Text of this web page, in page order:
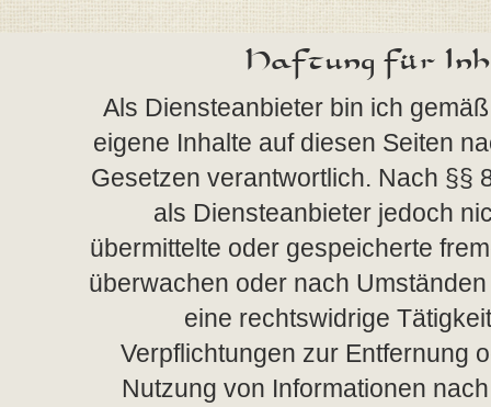
Haftung für
Als Diensteanbieter bin ich
eigene Inhalte auf diesen Seiten
Gesetzen verantwortlich. Nach §§
als Diensteanbieter jedoch
übermittelte oder gespeicherte
überwachen oder nach
eine rechtswidrige
Verpflichtungen zur Entfernung
Nutzung von Informationen